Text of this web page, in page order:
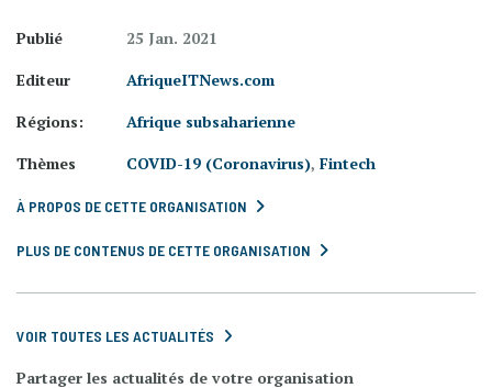
Publié
25 Jan. 2021
Editeur
AfriqueITNews.com
Régions:
Afrique subsaharienne
Thèmes
COVID-19 (Coronavirus), Fintech
À PROPOS DE CETTE ORGANISATION
PLUS DE CONTENUS DE CETTE ORGANISATION
VOIR TOUTES LES ACTUALITÉS
Partager les actualités de votre organisation